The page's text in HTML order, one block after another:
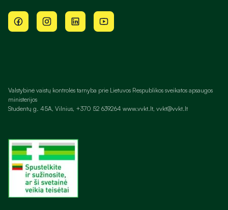
Valstybinė vaistų kontrolės tarnyba prie Lietuvos Respublikos sveikatos apsaugos
ministerijos
Studentų g. 45A, Vilnius, +370 52 639264 www.vvkt.lt, vvkt@vvkt.lt